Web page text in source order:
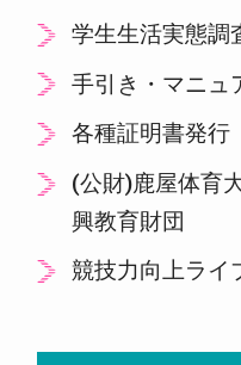
学生生活実態調
手引き・マニュ
各種証明書発行
(公財)鹿屋体育
興教育財団
競技力向上ライ